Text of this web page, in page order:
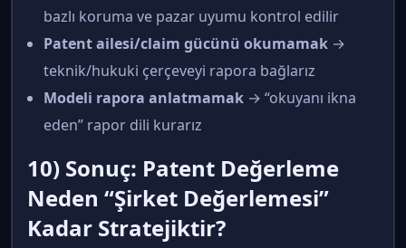
bazlı koruma ve pazar uyumu kontrol edilir
Patent ailesi/claim gücünü okumamak →
teknik/hukuki çerçeveyi rapora bağlarız
Modeli rapora anlatmamak → “okuyanı ikna
eden” rapor dili kurarız
10) Sonuç: Patent Değerleme
Neden “Şirket Değerlemesi”
Kadar Stratejiktir?